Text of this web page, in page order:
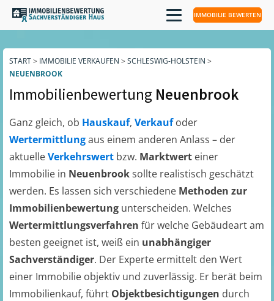
IMMOBILIE BEWERTEN
START> IMMOBILIE VERKAUFEN > SCHLESWIG-HOLSTEIN >
NEUENBROOK
Immobilienbewertung Neuenbrook
Ganz gleich, ob Hauskauf, Verkaufoder
Wertermittlungaus einem anderen Anlass – der
aktuelleVerkehrswert bzw. Marktwert einer
Immobilie in Neuenbrooksollte realistisch geschätzt
werden. Es lassen sich verschiedene Methoden zur
Immobilienbewertung unterscheiden. Welches
Wertermittlungsverfahren für welche Gebäudeart am
besten geeignet ist, weiß ein unabhängiger
Sachverständiger. Der Experte ermittelt den Wert
einer Immobilie objektiv und zuverlässig. Er berät beim
Immobilienkauf, führt Objektbesichtigungen durch